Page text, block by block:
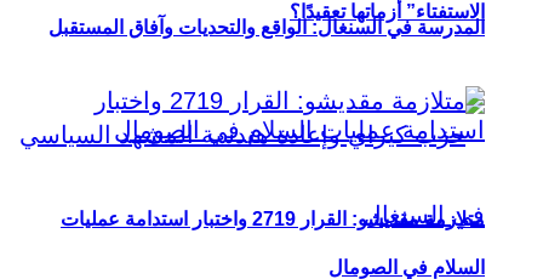
الاستفتاء” أزماتها تعقيدًا؟
المدرسة في السنغال: الواقع والتحديات وآفاق المستقبل
متلازمة مقديشو: القرار 2719 واختبار استدامة عمليات
السلام في الصومال